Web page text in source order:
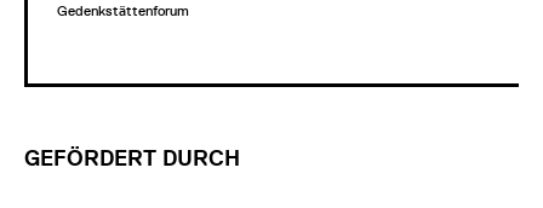
Gedenkstättenforum
GEFÖRDERT DURCH